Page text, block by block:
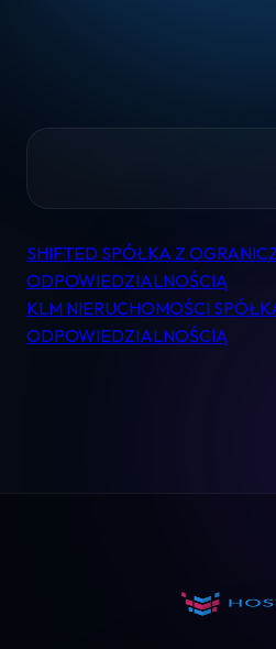
Pomoc
Kontakt
Nawigacja
wpisu
SHIFTED SPÓŁKA Z
ODPOWIEDZIALNOŚCIĄ
KLM NIERUCHOMOŚCI
ODPOWIEDZIALNOŚCIĄ